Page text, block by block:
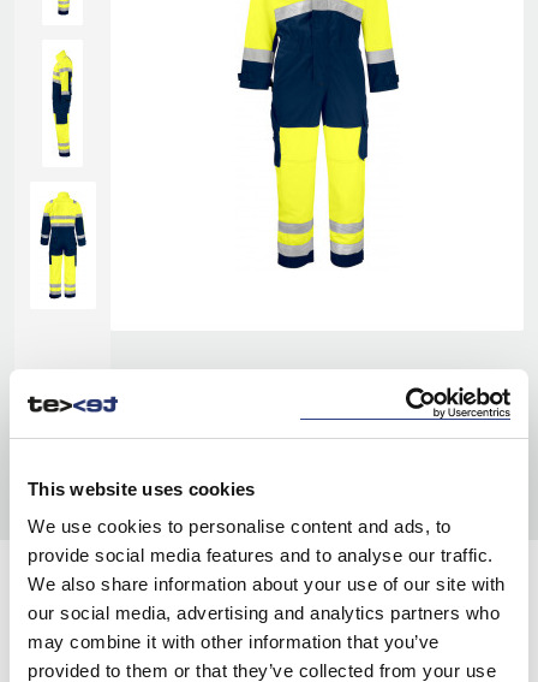
This website uses cookies
We use cookies to personalise content and ads, to
provide social media features and to analyse our traffic.
We also share information about your use of our site with
our social media, advertising and analytics partners who
may combine it with other information that you’ve
provided to them or that they’ve collected from your use
KOLORY:
YELLOW/ NAVY